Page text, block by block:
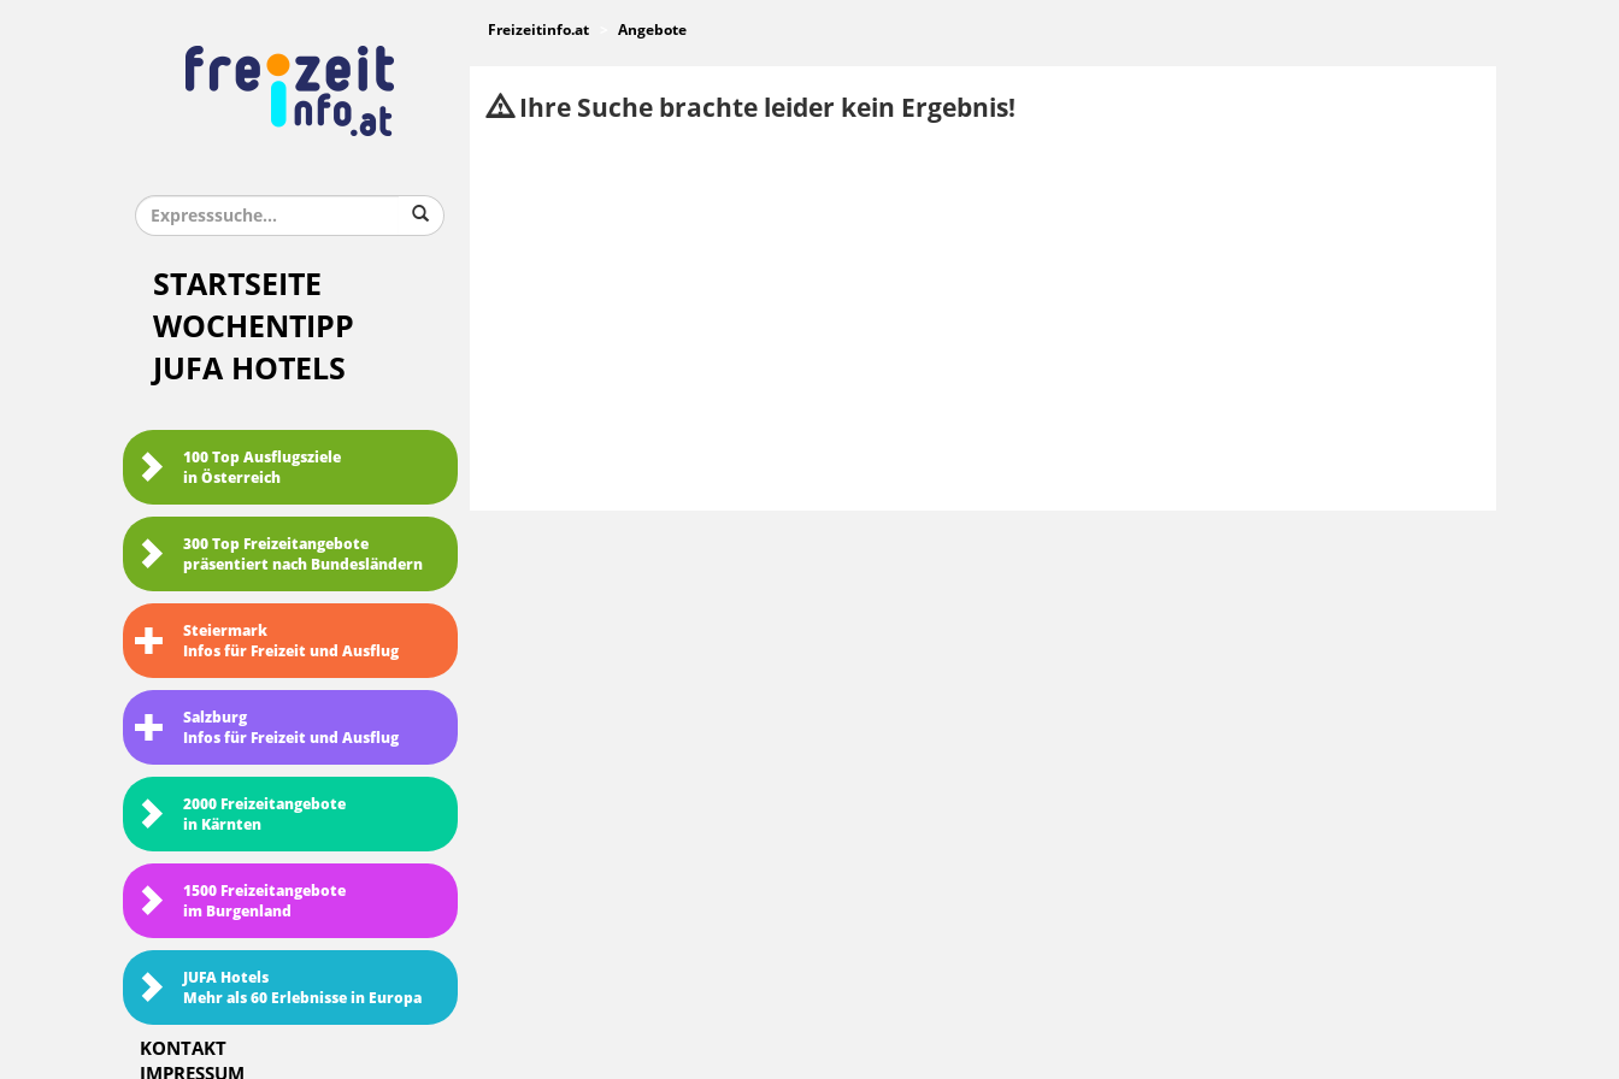
STARTSEITE
WOCHENTIPP
JUFA HOTELS
100 Top Ausflugsziele
in Österreich
300 Top Freizeitangebote
präsentiert nach Bundesländern
Steiermark
Infos für Freizeit und Ausflug
Salzburg
Infos für Freizeit und Ausflug
2000 Freizeitangebote
in Kärnten
1500 Freizeitangebote
im Burgenland
JUFA Hotels
Mehr als 60 Erlebnisse in Europa
KONTAKT
IMPRESSUM
Freizeitinfo.at Angebote
Ihre Suche brachte leider kein Ergebnis!